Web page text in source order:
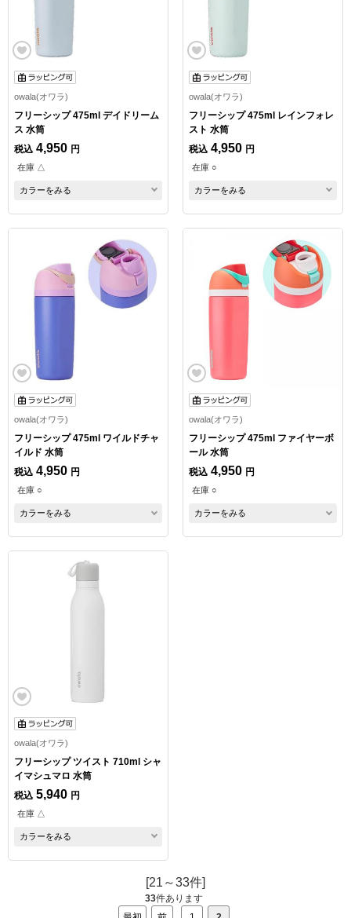
owala(オワラ)
フリーシップ 475ml デイドリーム
ス 水筒
税込 4,950 円
在庫 △
カラーをみる
owala(オワラ)
フリーシップ 475ml レインフォレ
スト 水筒
税込 4,950 円
在庫 ○
カラーをみる
owala(オワラ)
フリーシップ 475ml ワイルドチャ
イルド 水筒
税込 4,950 円
在庫 ○
カラーをみる
owala(オワラ)
フリーシップ 475ml ファイヤーボ
ール 水筒
税込 4,950 円
在庫 ○
カラーをみる
owala(オワラ)
フリーシップ ツイスト 710ml シャ
イマシュマロ 水筒
税込 5,940 円
在庫 △
カラーをみる
[21～33件]
33件あります